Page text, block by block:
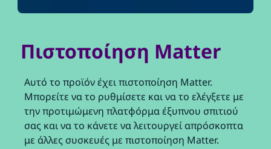
Πιστοποίηση Matter
Αυτό το προϊόν έχει πιστοποίηση Matter.
Μπορείτε να το ρυθμίσετε και να το ελέγξετε με
την προτιμώμενη πλατφόρμα έξυπνου σπιτιού
σας και να το κάνετε να λειτουργεί απρόσκοπτα
με άλλες συσκευές με πιστοποίηση Matter.